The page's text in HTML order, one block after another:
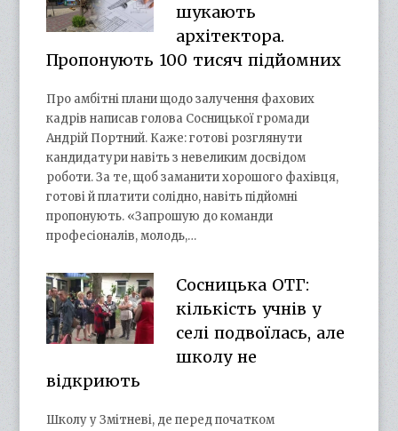
шукають
архітектора.
Пропонують 100 тисяч підйомних
Про амбітні плани щодо залучення фахових
кадрів написав голова Сосницької громади
Андрій Портний. Каже: готові розглянути
кандидатури навіть з невеликим досвідом
роботи. За те, щоб заманити хорошого фахівця,
готові й платити солідно, навіть підйомні
пропонують. «Запрошую до команди
професіоналів, молодь,…
Сосницька ОТГ:
кількість учнів у
селі подвоїлась, але
школу не
відкриють
Школу у Змітневі, де перед початком